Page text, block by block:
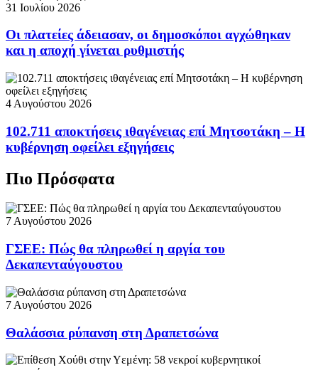
31 Ιουλίου 2026
Οι πλατείες άδειασαν, οι δημοσκόποι αγχώθηκαν
και η αποχή γίνεται ρυθμιστής
4 Αυγούστου 2026
102.711 αποκτήσεις ιθαγένειας επί Μητσοτάκη – Η
κυβέρνηση οφείλει εξηγήσεις
Πιο Πρόσφατα
7 Αυγούστου 2026
ΓΣΕΕ: Πώς θα πληρωθεί η αργία του
Δεκαπενταύγουστου
7 Αυγούστου 2026
Θαλάσσια ρύπανση στη Δραπετσώνα